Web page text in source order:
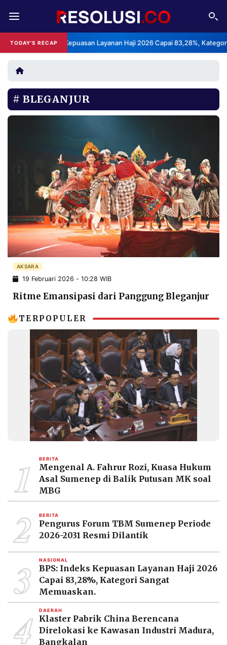
TODAY'S RECAP
BPS: Indeks Kepuasan Layanan Haji 2026 Capai 83,28%, Kategori
REDAKSI TENTANG
RESOLUSI IKLAN
RUBRIKASI
EDITORIAL AKSARA
NASIONAL
MANCA SPORT
PRIVACY
POLICY
BERITA
WARGA
INFORMASI
IKLAN
KIRIM
PENGADUAN TERM
SERVICE
IKUTI
KAMI
PRAMUDITA
Resolusi.co
-
2026
PT.
RESOLUSI
PRAMUDITA
BLEGANJUR
AKSARA
19 Februari 2026 - 10:28 WIB
Ritme Emansipasi dari Panggung Bleganjur
TERPOPULER
1 BERITA
Mengenal A. Fahrur Rozi, Kuasa Hukum
Asal Sumenep di Balik Putusan MK soal
MBG
2 BERITA
Pengurus Forum TBM Sumenep Periode
2026-2031 Resmi Dilantik
3 NASIONAL
BPS: Indeks Kepuasan Layanan Haji 2026
Capai 83,28%, Kategori Sangat
Memuaskan.
4 DAERAH
Klaster Pabrik China Berencana
Direlokasi ke Kawasan Industri Madura,
Bangkalan